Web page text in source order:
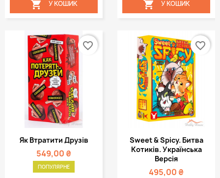
 У КОШИК  У КОШИК
Як Втратити Друзів
549,00 ₴
ПОПУЛЯРНЕ
favorite_border
Sweet & Spicy. Битва
Котиків. Українська
Версія
495,00 ₴
favorite_border